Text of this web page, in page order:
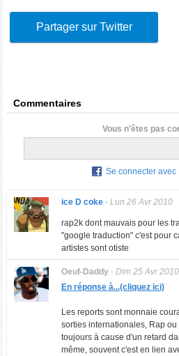
Partager sur Twitter
Commentaires
Vous n'êtes pas
Se connecter avec
ice D coke- Lun 26 Avr 2010
rap2k dont mauvais pour les
"google traduction" c'est pour
artistes sont otiste
Oeuf-Daddy- Dim 25 Avr 2010
En réponse à...(cliquez ici)
Les reports sont monnaie
sorties internationales, Rap
toujours à cause d'un retard
même, souvent c'est en lien